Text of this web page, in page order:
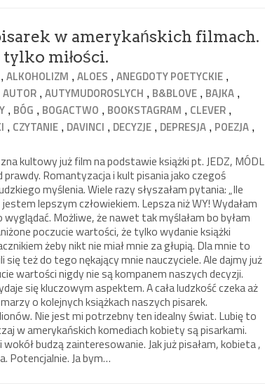
w amerykańskich filmach.
miłości.
,ALKOHOLIZM ,ALOES ,ANEGDOTY POETYCKIE ,
AUTOR ,AUTYMUDOROSLYCH , B&BLOVE , BAJKA ,
, BÓG , BOGACTWO , BOOKSTAGRAM , CLEVER ,
, CZYTANIE , DAVINCI , DECYZJE , DEPRESJA , POEZJA ,
zna kultowy już film na podstawie książki pt. JEDZ, MÓDL
prawdy. Romantyzacja i kult pisania jako czegoś
myślenia. Wiele razy słyszałam pytania: „Ile
jestem lepszym człowiekiem. Lepsza niż WY! Wydałam
Możliwe, że nawet tak myślałam bo byłam
poczucie wartości, że tylko wydanie książki
żeby nikt nie miał mnie za głupią. Dla mnie to
też do tego nękający mnie nauczyciele. Ale dajmy już
wartości nigdy nie są kompanem naszych decyzji.
się kluczowym aspektem. A cała ludzkość czeka aż
o kolejnych książkach naszych pisarek.
Nie jest mi potrzebny ten idealny świat. Lubię to
w amerykańskich komediach kobiety są pisarkami.
budzą zainteresowanie. Jak już pisałam, kobieta ,
Potencjalnie. Ja bym…